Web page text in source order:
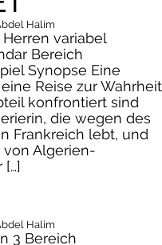
Halim
variabel
Bereich
Synopse Eine
Reise zur Wahrheit
konfrontiert sind
die wegen des
Frankreich lebt, und
Algerien-
Halim
3 Bereich